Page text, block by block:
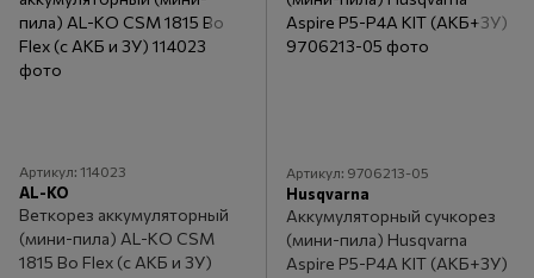
Артикул: 114023
AL-KO
Веткорез аккумуляторный
(мини-пила) AL-KO CSM
1815 Bo Flex (с АКБ и ЗУ)
Артикул: 9706213-05
Husqvarna
Аккумуляторный сучкорез
(мини-пила) Husqvarna
Aspire P5-P4A KIT (АКБ+ЗУ)